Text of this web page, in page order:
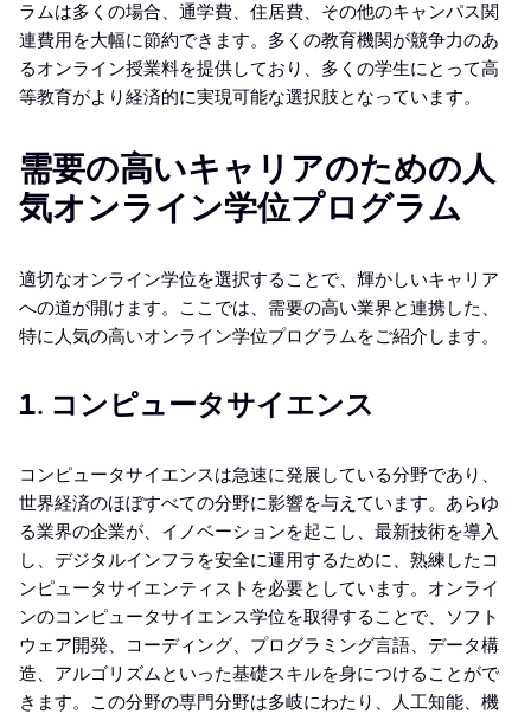
ラムは多くの場合、通学費、住居費、その他のキャンパス関
連費用を大幅に節約できます。多くの教育機関が競争力のあ
るオンライン授業料を提供しており、多くの学生にとって高
等教育がより経済的に実現可能な選択肢となっています。
需要の高いキャリアのための人
気オンライン学位プログラム
適切なオンライン学位を選択することで、輝かしいキャリア
への道が開けます。ここでは、需要の高い業界と連携した、
特に人気の高いオンライン学位プログラムをご紹介します。
1. コンピュータサイエンス
コンピュータサイエンスは急速に発展している分野であり、
世界経済のほぼすべての分野に影響を与えています。あらゆ
る業界の企業が、イノベーションを起こし、最新技術を導入
し、デジタルインフラを安全に運用するために、熟練したコ
ンピュータサイエンティストを必要としています。オンライ
ンのコンピュータサイエンス学位を取得することで、ソフト
ウェア開発、コーディング、プログラミング言語、データ構
造、アルゴリズムといった基礎スキルを身につけることがで
きます。この分野の専門分野は多岐にわたり、人工知能、機